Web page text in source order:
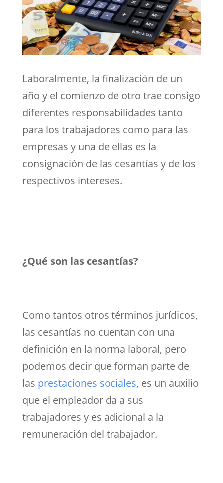
Laboralmente, la finalización de un
año y el comienzo de otro trae consigo
diferentes responsabilidades tanto
para los trabajadores como para las
empresas y una de ellas es la
consignación de las cesantías y de los
respectivos intereses.
¿Qué son las cesantías?
Como tantos otros términos jurídicos,
las cesantías no cuentan con una
definición en la norma laboral, pero
podemos decir que forman parte de
las prestaciones sociales, es un auxilio
que el empleador da a sus
trabajadores y es adicional a la
remuneración del trabajador.